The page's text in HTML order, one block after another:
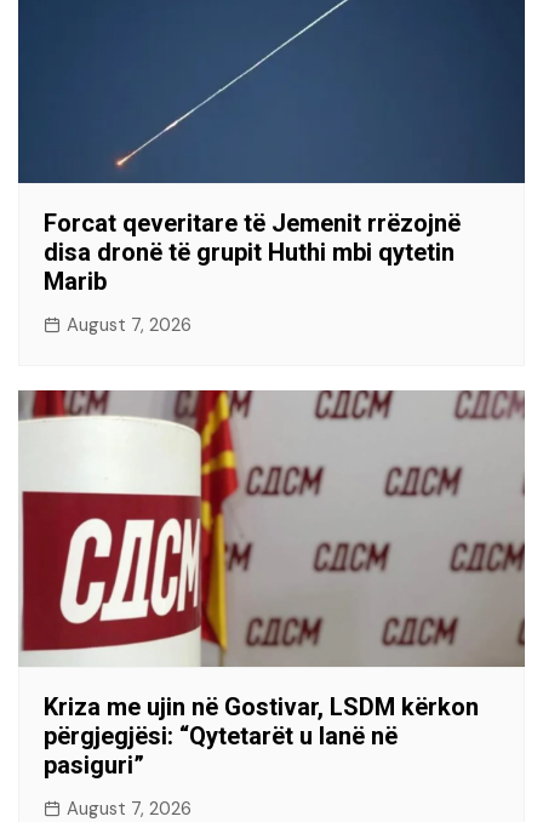
Forcat qeveritare të Jemenit rrëzojnë
disa dronë të grupit Huthi mbi qytetin
Marib
August 7, 2026
Kriza me ujin në Gostivar, LSDM kërkon
përgjegjësi: “Qytetarët u lanë në
pasiguri”
August 7, 2026